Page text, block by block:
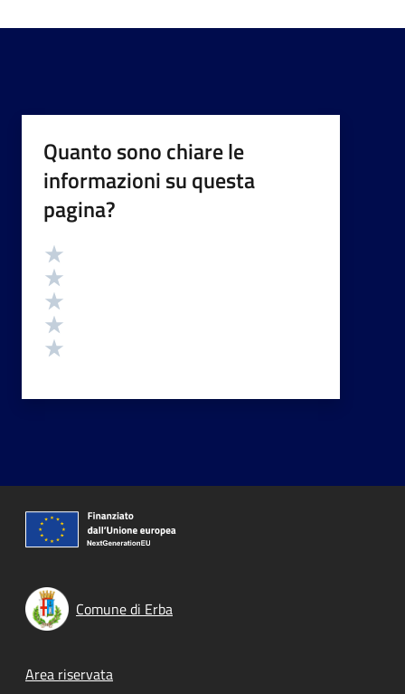
Quanto sono chiare le
informazioni su questa
pagina?
Valutazione
Comune di Erba
Footer menu
Area riservata